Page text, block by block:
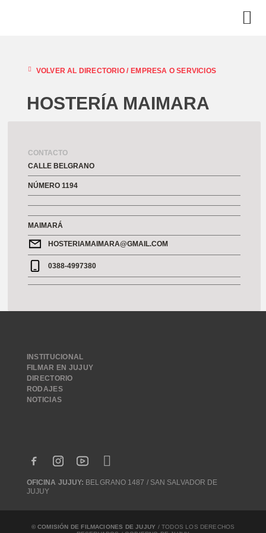
VOLVER AL DIRECTORIO / EMPRESA O SERVICIOS
HOSTERÍA MAIMARA
CONTACTO
CALLE BELGRANO
NÚMERO 1194
MAIMARÁ
HOSTERIAMAIMARA@GMAIL.COM
0388-4997380
INSTITUCIONAL
FILMAR EN JUJUY
DIRECTORIO
RODAJES
NOTICIAS
OFICINA JUJUY: BELGRANO 1487 / SAN SALVADOR DE
JUJUY
© COMISIÓN DE FILMACIONES DE JUJUY / TODOS LOS DERECHOS